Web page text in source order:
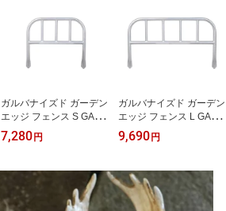
ガルバナイズド ガーデン
エッジ フェンス S GALV
ANIZED GARDEN EDGE
FENCE S アメリカン エ
ール エクステリア フェ
ンス 送料無料 店舗什器
NB-0641S
7,280 円
ガルバナイズド ガーデン
エッジ フェンス L GALV
ANIZED GARDEN EDGE
FENCE L アメリカン エ
ール エクステリア フェ
ンス 送料無料 店舗什器
NB-0641L
9,690 円